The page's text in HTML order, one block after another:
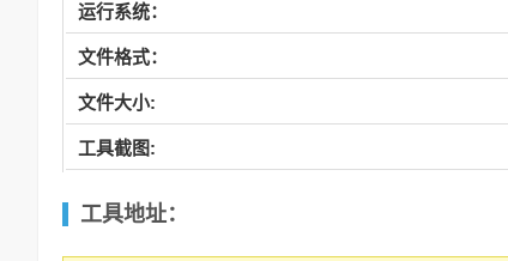
运行系统：
文件格式：
文件大小:
工具截图:
工具地址：